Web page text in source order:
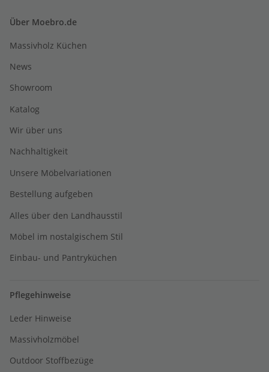
Über Moebro.de
Massivholz Küchen
News
Showroom
Katalog
Wir über uns
Nachhaltigkeit
Unsere Möbelvariationen
Bestellung aufgeben
Alles über den Landhausstil
Möbel im nostalgischem Stil
Einbau- und Pantryküchen
Pflegehinweise
Leder Hinweise
Massivholzmöbel
Outdoor Stoffbezüge